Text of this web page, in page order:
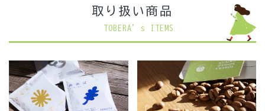
取り扱い商品
TOBERA’s ITEMS